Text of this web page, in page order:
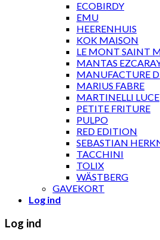
ECOBIRDY
EMU
HEERENHUIS
KOK MAISON
LE MONT SAINT
MANTAS
MANUFACTURE
MARIUS FABRE
MARTINELLI LUCE
PETITE FRITURE
PULPO
RED EDITION
SEBASTIAN
TACCHINI
TOLIX
WÄSTBERG
GAVEKORT
Log ind
Log ind